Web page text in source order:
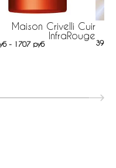
Maison Crivelli Cuir
InfraRouge
- 1707 руб 39